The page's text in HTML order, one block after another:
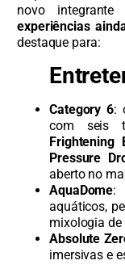
novo
experiências
destaque para:
Category 6:
com seis
Frightening
Pressure
aberto no
AquaDome:
aquáticos,
mixologia de
Absolute
imersivas e